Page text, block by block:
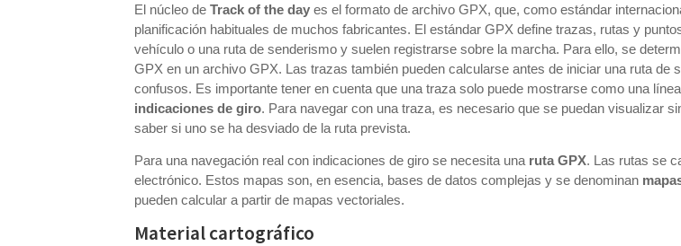
El núcleo deTrack of the day es el formato de archivo GPX, que, como estándar
planificación habituales de muchos fabricantes. El estándar GPX define trazas, rutas y
vehículo o una ruta de senderismo y suelen registrarse sobre la marcha. Para ello, se
GPX en un archivo GPX. Las trazas también pueden calcularse antes de iniciar una ruta de
confusos. Es importante tener en cuenta que una traza solo puede mostrarse como una
indicaciones de giro. Para navegar con una traza, es necesario que se puedan visualizar
saber si uno se ha desviado de la ruta prevista.
Para una navegación real con indicaciones de giro se necesita una ruta GPX. Las rutas se
electrónico. Estos mapas son, en esencia, bases de datos complejas y se denominan
pueden calcular a partir de mapas vectoriales.
Material cartográfico